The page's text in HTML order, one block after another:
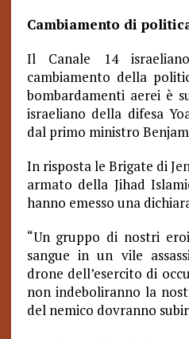
Cambiamento di
Il Canale 14
cambiamento della
bombardamenti aerei è
israeliano della difesa
dal primo ministro
In risposta le Brigate di
armato della Jihad
hanno emesso una
“Un gruppo di nostri
sangue in un vile
drone dell’esercito di
non indeboliranno la
del nemico dovranno